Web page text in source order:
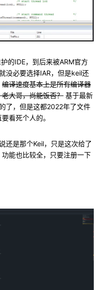
的IDE，到后来被ARM官方
没必要选择IAR，但是keil还
编译速度基本上是所有编译器
大哥，尚能饭否？ 基于最新
了，但是这都2022年了文件
看死个人的。
还是那个Keil，只是这次给了
能也比较全，只要注册一下